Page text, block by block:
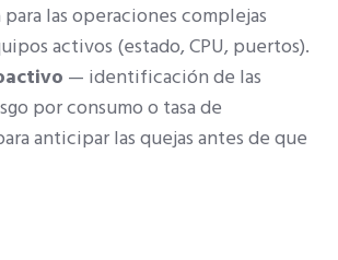
las operaciones complejas
activos (estado, CPU, puertos).
— identificación de las
por consumo o tasa de
anticipar las quejas antes de que